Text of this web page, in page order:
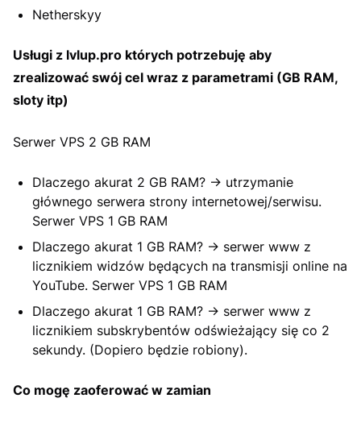
Netherskyy
Usługi z lvlup.pro których potrzebuję aby
zrealizować swój cel wraz z parametrami (GB RAM,
sloty itp)
Serwer VPS 2 GB RAM
Dlaczego akurat 2 GB RAM? -> utrzymanie
głównego serwera strony internetowej/serwisu.
Serwer VPS 1 GB RAM
Dlaczego akurat 1 GB RAM? -> serwer www z
licznikiem widzów będących na transmisji online na
YouTube. Serwer VPS 1 GB RAM
Dlaczego akurat 1 GB RAM? -> serwer www z
licznikiem subskrybentów odświeżający się co 2
sekundy. (Dopiero będzie robiony).
Co mogę zaoferować w zamian